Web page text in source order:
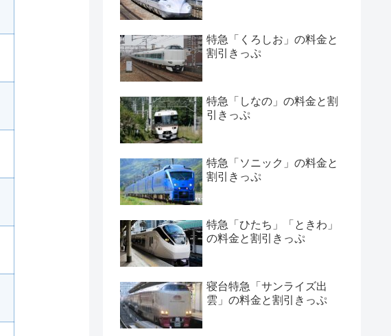
特急「くろしお」の料金と
割引きっぷ
特急「しなの」の料金と割
引きっぷ
特急「ソニック」の料金と
割引きっぷ
特急「ひたち」「ときわ」
の料金と割引きっぷ
寝台特急「サンライズ出
雲」の料金と割引きっぷ